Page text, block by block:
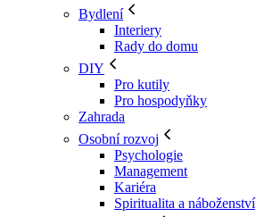
Bydlení
Interiery
Rady do domu
DIY
Pro kutily
Pro hospodyňky
Zahrada
Osobní rozvoj
Psychologie
Management
Kariéra
Spiritualita a náboženství